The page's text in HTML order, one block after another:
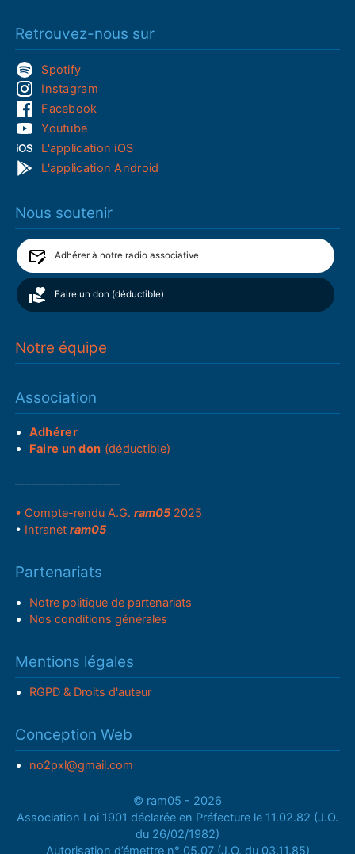
Retrouvez-nous sur
Spotify
Instagram
Facebook
Youtube
L'application iOS
L'application Android
Nous soutenir
Adhérer à notre radio associative
Faire un don (déductible)
Notre équipe
Association
Adhérer
Faire un don (déductible)
• Compte-rendu A.G.ram05 2025
• Intranetram05
Partenariats
Notre politique de partenariats
Nos conditions générales
Mentions légales
RGPD & Droits d'auteur
Conception Web
no2pxl@gmail.com
© ram05 - 2026
Association Loi 1901 déclarée en Préfecture le 11.02.82 (J.O.
du 26/02/1982)
Autorisation d’émettre n° 05.07 (J.O. du 03.11.85)